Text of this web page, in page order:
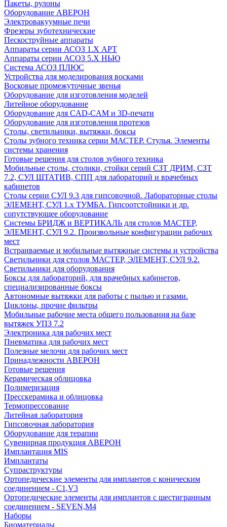
Пакеты, рулоны
Оборудование АВЕРОН
Электровакуумные печи
Фрезеры зуботехнические
Пескоструйные аппараты
Аппараты серии АСОЗ 1.Х АРТ
Аппараты серии АСОЗ 5.Х НЬЮ
Система АСОЗ ПЛЮС
Устройства для моделирования восками
Восковые промежуточные звенья
Оборудование для изготовления моделей
Литейное оборудование
Оборудование для CAD-CAM и 3D-печати
Оборудование для изготовления протезов
Cтолы, светильники, вытяжки, боксы
Столы зубного техника серии МАСТЕР. Стулья. Элементы
системы хранения
Готовые решения для столов зубного техника
Мобильные столы, столики, стойки серий СЗТ ДРИМ, СЗТ
7.2, СУЛ ШТАТИВ, СПП для лабораторий и врачебных
кабинетов
Столы серии СУЛ 9.3 для гипсовочной. Лабораторные столы
ЭЛЕМЕНТ, СУЛ 1.х ТУМБА. Гипсоотстойники и др.
сопутствующее оборудование
Системы БРИДЖ и ВЕРТИКАЛЬ для столов МАСТЕР,
ЭЛЕМЕНТ, СУЛ 9.2. Произвольные конфигурации рабочих
мест
Встраиваемые и мобильные вытяжные системы и устройства
Светильники для столов МАСТЕР, ЭЛЕМЕНТ, СУЛ 9.2.
Светильники для оборудования
Боксы для лабораторий, для врачебных кабинетов,
специализированные боксы
Автономные вытяжки для работы с пылью и газами.
Циклоны, прочие фильтры
Мобильные рабочие места общего пользования на базе
вытяжек УПЗ 7.2
Электроника для рабочих мест
Пневматика для рабочих мест
Полезные мелочи для рабочих мест
Принадлежности АВЕРОН
Готовые решения
Керамическая облицовка
Полимеризация
Пресскерамика и облицовка
Термопрессование
Литейная лаборатория
Гипсовочная лаборатория
Оборудование для терапии
Сувенирная продукция АВЕРОН
Имплантация MIS
Имплантаты
Супраструктуры
Ортопедические элементы для имплантов с коническим
соединением - C1,V3
Ортопедические элементы для имплантов с шестигранным
соединением - SEVEN,M4
Наборы
Биоматериалы